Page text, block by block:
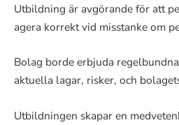
Utbildning är avgörande för att
agera korrekt vid misstanke om
Bolag borde erbjuda
aktuella lagar, risker, och
Utbildningen skapar en